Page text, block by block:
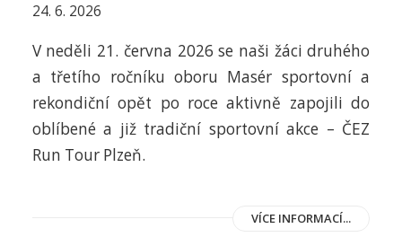
24. 6. 2026
V neděli 21. června 2026 se naši žáci druhého
a třetího ročníku oboru Masér sportovní a
rekondiční opět po roce aktivně zapojili do
oblíbené a již tradiční sportovní akce – ČEZ
Run Tour Plzeň.
VÍCE INFORMACÍ...